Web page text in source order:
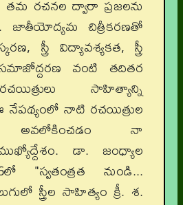
తమ రచనల ద్వారా ప్రజలను
జాతీయోద్యమ చిత్రీకరణతో
స్త్రీ విద్యావశ్యకత, స్త్రీ
సమాజోద్దరణ వంటి తదితర
సాహిత్యాన్ని
నేపథ్యంలో నాటి రచయిత్రుల
అవలోకించడం నా
డా. జంధ్యాల
"స్వతంత్రత నుండి...
స్త్రీల సాహిత్యం క్రీ. శ.